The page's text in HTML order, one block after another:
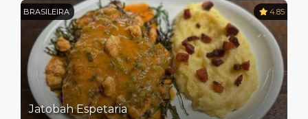
BRASILEIRA 4.85
Jatobah Espetaria